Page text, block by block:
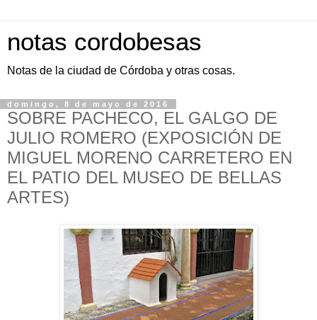
notas cordobesas
Notas de la ciudad de Córdoba y otras cosas.
domingo, 8 de mayo de 2016
SOBRE PACHECO, EL GALGO DE
JULIO ROMERO (EXPOSICIÓN DE
MIGUEL MORENO CARRETERO EN
EL PATIO DEL MUSEO DE BELLAS
ARTES)